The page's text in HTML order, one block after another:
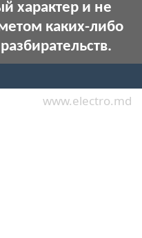
характер и не
каких-либо
www.electro.md